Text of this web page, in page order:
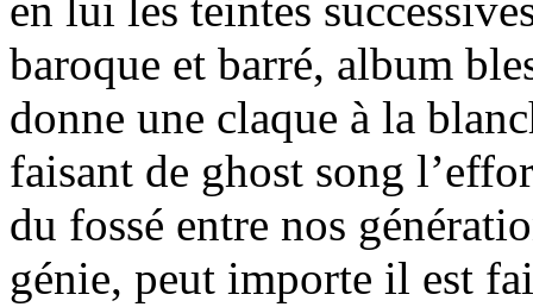
baroque et barré, album
donne une claque à la
faisant de ghost song
du fossé entre nos
génie, peut importe il est